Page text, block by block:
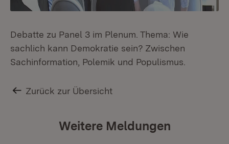
Debatte zu Panel 3 im Plenum. Thema: Wie
sachlich kann Demokratie sein? Zwischen
Sachinformation, Polemik und Populismus.
Zurück zur Übersicht
Weitere Meldungen